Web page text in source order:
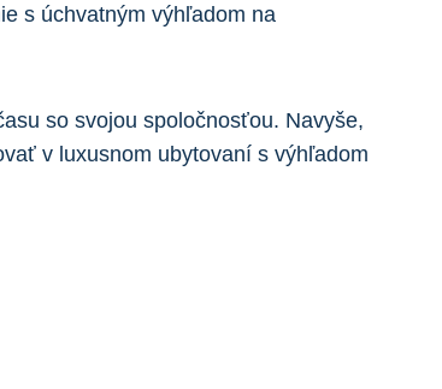
s⁤ úchvatným výhľadom na
so svojou​ spoločnosťou. Navyše,
v luxusnom ubytovaní s výhľadom